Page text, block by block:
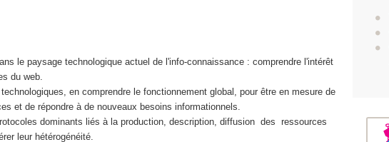
le paysage technologique actuel de l'info-connaissance : comprendre l'intérêt
du web.
en comprendre le fonctionnement global, pour être en mesure de
et de répondre à de nouveaux besoins informationnels.
dominants liés à la production, description, diffusion des ressources
leur hétérogénéité.